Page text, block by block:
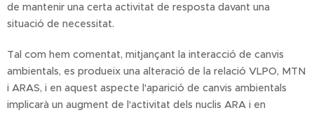
de mantenir una certa activitat de resposta davant una
situació de necessitat.
Tal com hem comentat, mitjançant la interacció de canvis
ambientals, es produeix una alteració de la relació VLPO, MTN
i ARAS, i en aquest aspecte l'aparició de canvis ambientals
implicarà un augment de l'activitat dels nuclis ARA i en